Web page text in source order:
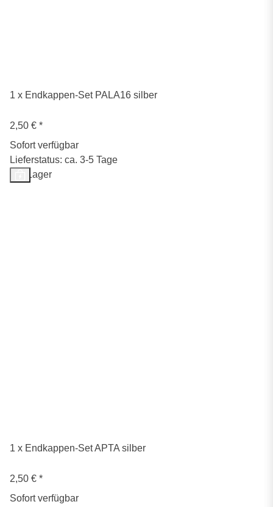
1 x Endkappen-Set PALA16 silber
2,50 € *
Sofort verfügbar
Lieferstatus: ca. 3-5 Tage
Auf Lager
1 x Endkappen-Set APTA silber
2,50 € *
Sofort verfügbar